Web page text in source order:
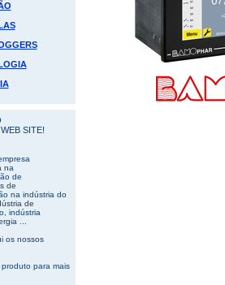
SITE!
na
de
de
na indústria do
de
indústria
...
os nossos
para mais